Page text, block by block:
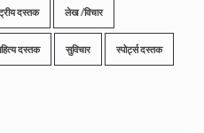
दस्तक लेख /विचार
दस्तक सुविचार स्पोर्ट्स दस्तक